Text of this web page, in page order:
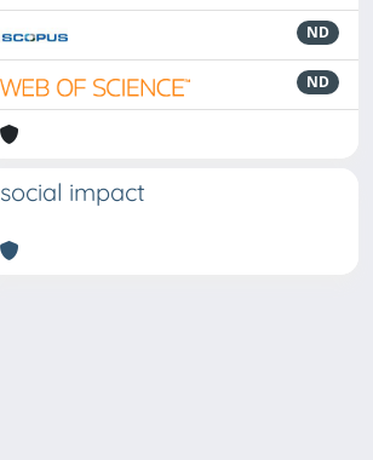
ND
ND
social impact